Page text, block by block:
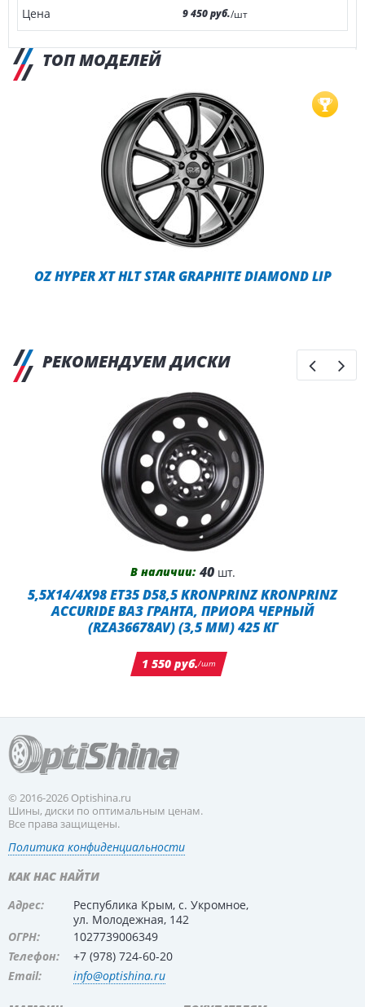
9 450 руб./шт
ТОП МОДЕЛЕЙ
OZ HYPER XT HLT STAR GRAPHITE DIAMOND LIP
РЕКОМЕНДУЕМ ДИСКИ
В наличии: 40шт.
5,5X14/4X98 ET35 D58,5 KRONPRINZ KRONPRINZ
ACCURIDE ВАЗ ГРАНТА, ПРИОРА ЧЕРНЫЙ
(RZA36678AV) (3,5 ММ) 425 КГ
1 550 руб./шт
© 2016-2026 Optishina.ru
Шины, диски по оптимальным ценам.
Все права защищены.
Политика конфиденциальности
КАК НАС НАЙТИ
Адрес:
Республика Крым, с. Укромное,
ул. Молодежная, 142
ОГРН:
1027739006349
Телефон:
+7 (978) 724-60-20
Email:
info@optishina.ru